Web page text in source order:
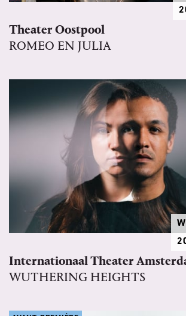
Theater Oostpool
ROMEO EN JULIA
Internationaal Theater
WUTHERING HEIGHTS